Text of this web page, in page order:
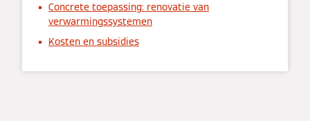
Concrete toepassing: renovatie van
verwarmingssystemen
Kosten en subsidies